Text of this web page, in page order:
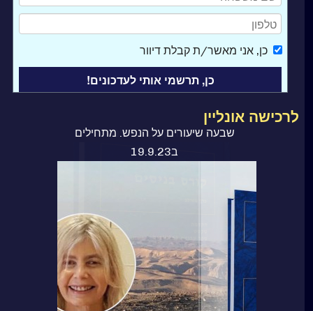
כן, אני מאשר/ת קבלת דיוור
לרכישה אונליין
שבעה שיעורים על הנפש. מתחילים
ב19.9.23
ספר קורס בניסים